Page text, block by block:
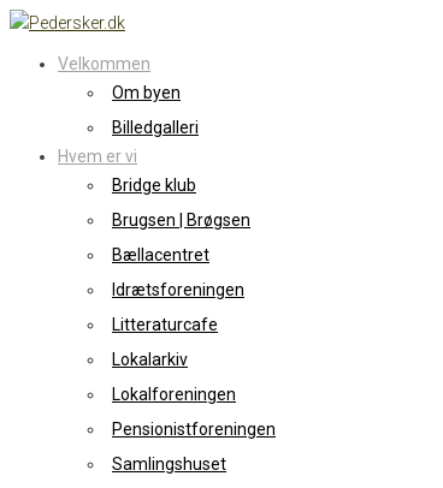
Skip
content
Velkommen
Om byen
Billedgalleri
Hvem er vi
Bridge klub
Brugsen | Brøgsen
Bællacentret
Idrætsforeningen
Litteraturcafe
Lokalarkiv
Lokalforeningen
Pensionistforeningen
Samlingshuset